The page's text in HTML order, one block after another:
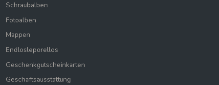
Schraubalben
Fotoalben
Mappen
Endlosleporellos
Geschenkgutscheinkarten
Geschäftsausstattung